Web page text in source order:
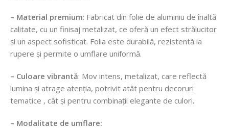
– Material premium: Fabricat din folie de aluminiu de înaltă
calitate, cu un finisaj metalizat, ce oferă un efect strălucitor
și un aspect sofisticat. Folia este durabilă, rezistentă la
rupere și permite o umflare uniformă.
– Culoare vibrantă: Mov intens, metalizat, care reflectă
lumina și atrage atenția, potrivit atât pentru decoruri
tematice , cât și pentru combinații elegante de culori.
– Modalitate de umflare: